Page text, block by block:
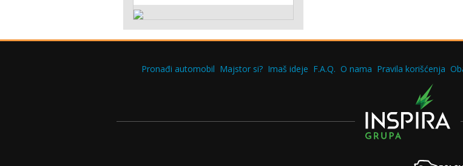
Pronađi automobil Majstor si? Imaš ideje F.A.Q. O nama Pravila korišćenja